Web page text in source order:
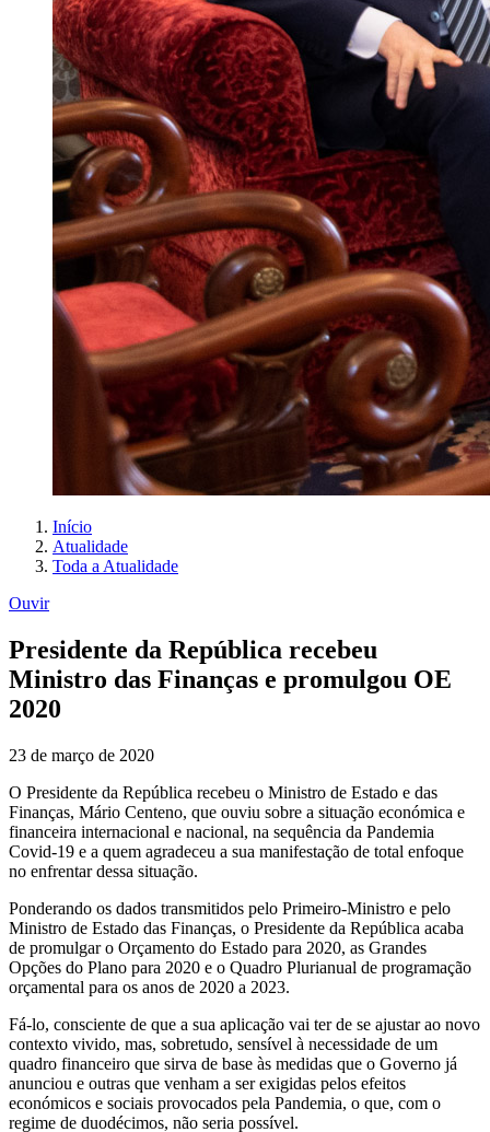
Início
Atualidade
Toda a Atualidade
Ouvir
Presidente da República recebeu
Ministro das Finanças e promulgou OE
2020
23 de março de 2020
O Presidente da República recebeu o Ministro de Estado e das
Finanças, Mário Centeno, que ouviu sobre a situação económica e
financeira internacional e nacional, na sequência da Pandemia
Covid-19 e a quem agradeceu a sua manifestação de total enfoque
no enfrentar dessa situação.
Ponderando os dados transmitidos pelo Primeiro-Ministro e pelo
Ministro de Estado das Finanças, o Presidente da República acaba
de promulgar o Orçamento do Estado para 2020, as Grandes
Opções do Plano para 2020 e o Quadro Plurianual de programação
orçamental para os anos de 2020 a 2023.
Fá-lo, consciente de que a sua aplicação vai ter de se ajustar ao novo
contexto vivido, mas, sobretudo, sensível à necessidade de um
quadro financeiro que sirva de base às medidas que o Governo já
anunciou e outras que venham a ser exigidas pelos efeitos
económicos e sociais provocados pela Pandemia, o que, com o
regime de duodécimos, não seria possível.